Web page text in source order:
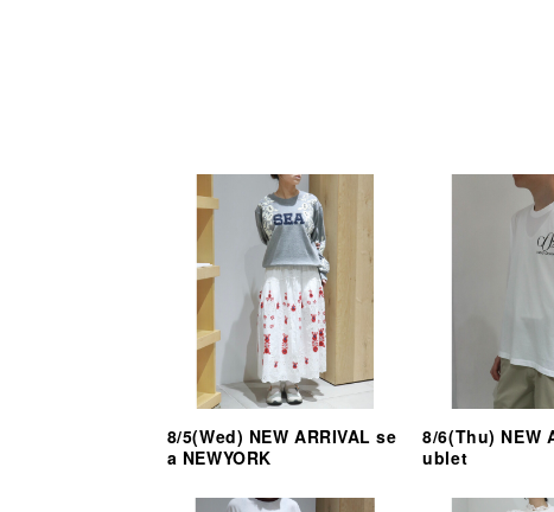
8/5(Wed) NEW ARRIVAL se
a NEWYORK
8/6(Thu) NEW
ublet